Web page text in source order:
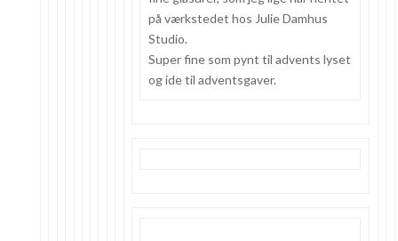
på værkstedet hos Julie Damhus
Studio.
Super fine som pynt til advents lyset
og ide til adventsgaver.